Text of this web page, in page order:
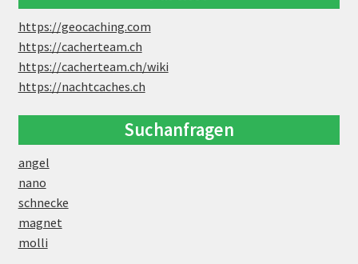
https://geocaching.com
https://cacherteam.ch
https://cacherteam.ch/wiki
https://nachtcaches.ch
Suchanfragen
angel
nano
schnecke
magnet
molli